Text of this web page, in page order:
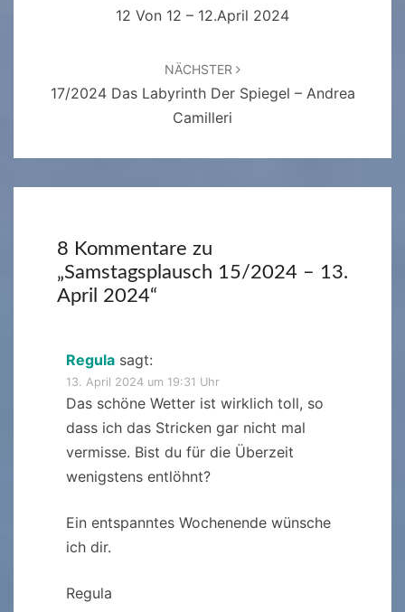
12 Von 12 – 12.April 2024
NÄCHSTER
17/2024 Das Labyrinth Der Spiegel – Andrea
Camilleri
8 Kommentare zu
„Samstagsplausch 15/2024 – 13.
April 2024“
Regula sagt:
13. April 2024 um 19:31 Uhr
Das schöne Wetter ist wirklich toll, so
dass ich das Stricken gar nicht mal
vermisse. Bist du für die Überzeit
wenigstens entlöhnt?
Ein entspanntes Wochenende wünsche
ich dir.
Regula